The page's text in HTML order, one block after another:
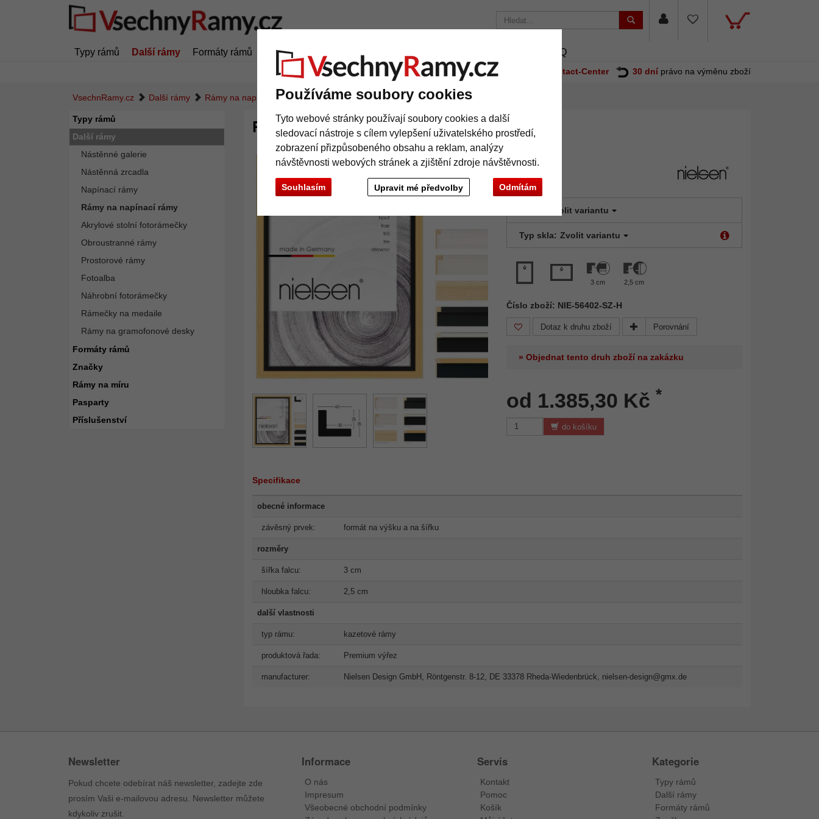
Používáme soubory cookies
Tyto webové stránky používají soubory cookies a další
sledovací nástroje s cílem vylepšení uživatelského prostředí,
zobrazení přizpůsobeného obsahu a reklam, analýzy
návštěvnosti webových stránek a zjištění zdroje návštěvnosti.
Souhlasím Odmítám
Upravit mé předvolby
Typy rámů Další rámy Formáty rámů Značky FAQ
Přepravní náklady 390 Kč +49 30 235 949 085 Contact-Center 30 dní právo na výměnu zboží
VsechnRamy.cz Další rámy Rámy na napínací rámy Plovoucí rám Art 40 na míru
Typy rámů
Další rámy
Nástěnné galerie
Nástěnná zrcadla
Napínací rámy
Rámy na napínací rámy
Akrylové stolní fotorámečky
Obroustranné rámy
Prostorové rámy
Fotoalba
Náhrobní fotorámečky
Rámečky na medaile
Rámy na gramofonové desky
Formáty rámů
Značky
Rámy na míru
Pasparty
Příslušenství
Plovoucí rám Art 40 na míru
Zvolit variantu
Typ skla: Zvolit variantu
3 cm 2,5 cm
Číslo zboží: NIE-56402-SZ-H
Dotaz k druhu zboží Porovnání
» Objednat tento druh zboží na zakázku
od 1.385,30 Kč *
do košíku
Specifikace
obecné informace
závěsný prvek: formát na výšku a na šířku
rozměry
šířka falcu: 3 cm
hloubka falcu: 2,5 cm
další vlastnosti
typ rámu: kazetové rámy
produktová řada: Premium výřez
manufacturer: Nielsen Design GmbH, Röntgenstr. 8-12, DE 33378 Rheda-Wiedenbrück, nielsen-design@gmx.de
Newsletter
Pokud chcete odebírat náš newsletter, zadejte zde
prosím Vaši e-mailovou adresu. Newsletter můžete
kdykoliv zrušit.
Informace
O nás
Impresum
Všeobecné obchodní podmínky
Servis
Kontakt
Pomoc
Košík
Kategorie
Typy rámů
Další rámy
Formáty rámů